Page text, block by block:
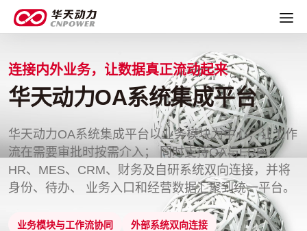
连接内外业务，让数据真正流动起来
华天动力OA系统集成平台
华天动力OA系统集成平台以业务模块为中心，让工作
流在需要审批时按需介入； 同时支持OA与ERP、
HR、MES、CRM、财务及自研系统双向连接，并将
身份、待办、 业务入口和经营数据汇聚到统一平台。
业务模块与工作流协同 外部系统双向连接